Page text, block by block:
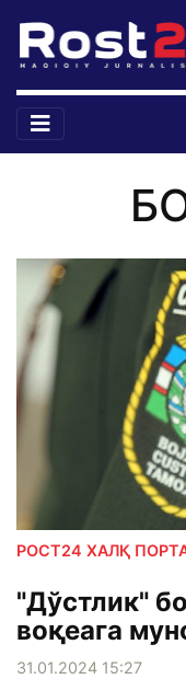
РОСТ24 ХАЛҚ
"Дўстлик"
воқеага
31.01.2024 15:27